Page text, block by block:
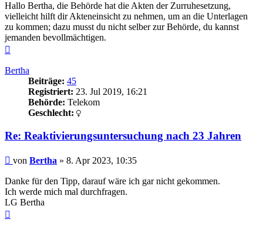
Hallo Bertha, die Behörde hat die Akten der Zurruhesetzung,
vielleicht hilft dir Akteneinsicht zu nehmen, um an die Unterlagen
zu kommen; dazu musst du nicht selber zur Behörde, du kannst
jemanden bevollmächtigen.
Bertha
Beiträge: 45
Registriert: 23. Jul 2019, 16:21
Behörde: Telekom
Geschlecht:
Re: Reaktivierungsuntersuchung nach 23 Jahren
Beitrag
von Bertha » 8. Apr 2023, 10:35
Danke für den Tipp, darauf wäre ich gar nicht gekommen.
Ich werde mich mal durchfragen.
LG Bertha